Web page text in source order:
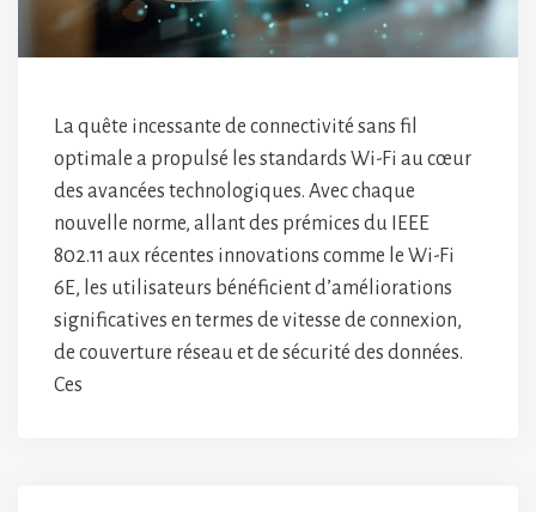
La quête incessante de connectivité sans fil
optimale a propulsé les standards Wi-Fi au cœur
des avancées technologiques. Avec chaque
nouvelle norme, allant des prémices du IEEE
802.11 aux récentes innovations comme le Wi-Fi
6E, les utilisateurs bénéficient d’améliorations
significatives en termes de vitesse de connexion,
de couverture réseau et de sécurité des données.
Ces